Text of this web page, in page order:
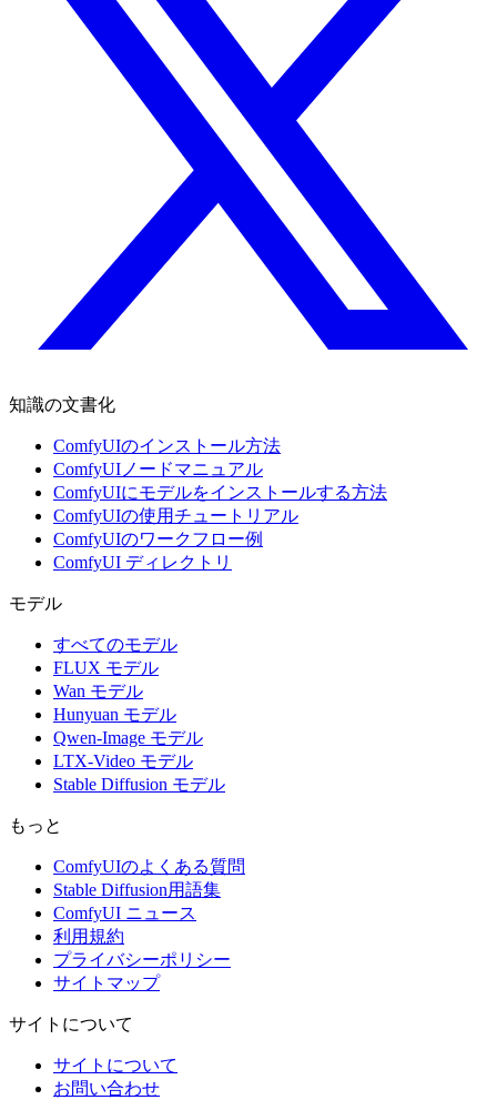
知識の文書化
ComfyUIのインストール方法
ComfyUIノードマニュアル
ComfyUIにモデルをインストールする方法
ComfyUIの使用チュートリアル
ComfyUIのワークフロー例
ComfyUI ディレクトリ
モデル
すべてのモデル
FLUX モデル
Wan モデル
Hunyuan モデル
Qwen-Image モデル
LTX-Video モデル
Stable Diffusion モデル
もっと
ComfyUIのよくある質問
Stable Diffusion用語集
ComfyUI ニュース
利用規約
プライバシーポリシー
サイトマップ
サイトについて
サイトについて
お問い合わせ